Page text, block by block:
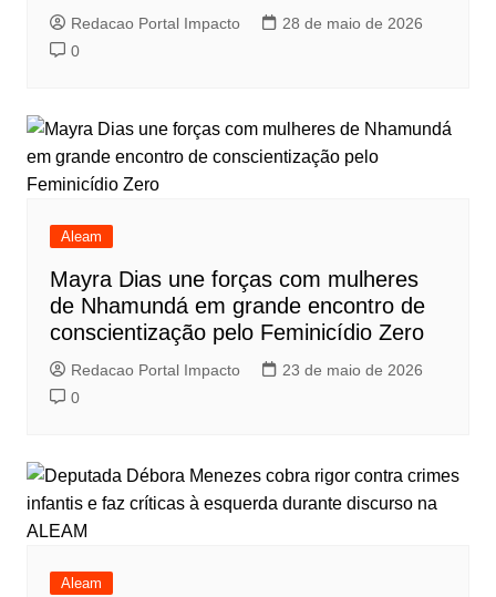
Redacao Portal Impacto
28 de maio de 2026
0
Aleam
Mayra Dias une forças com mulheres
de Nhamundá em grande encontro de
conscientização pelo Feminicídio Zero
Redacao Portal Impacto
23 de maio de 2026
0
Aleam